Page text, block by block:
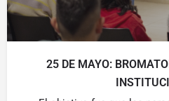
25 DE MAYO: